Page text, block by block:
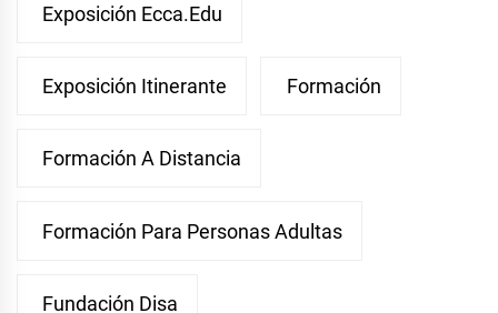
Exposición Ecca.edu
Exposición Itinerante Formación
Formación A Distancia
Formación Para Personas Adultas
Fundación Disa